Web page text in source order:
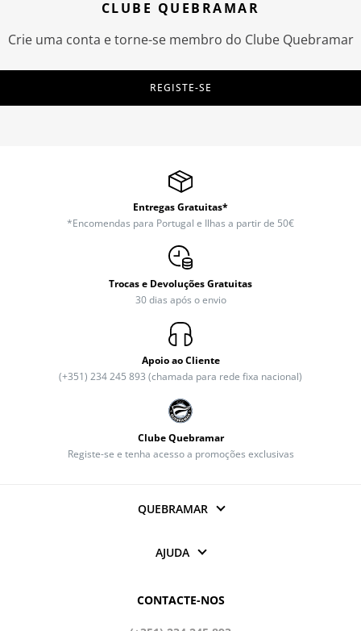
CLUBE QUEBRAMAR
Crie uma conta e torne-se membro do Clube Quebramar
REGISTE-SE
Entregas Gratuitas*
*Encomendas para Portugal e Ilhas a partir de 50€
Trocas e Devoluções Gratuitas
30 dias após o envio
Apoio ao Cliente
(+351) 234 245 893 (chamada para rede fixa nacional)
Clube Quebramar
Registe-se e tenha acesso a promoções exclusivas
QUEBRAMAR
AJUDA
CONTACTE-NOS